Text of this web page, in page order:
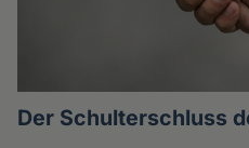
Der Schulterschluss